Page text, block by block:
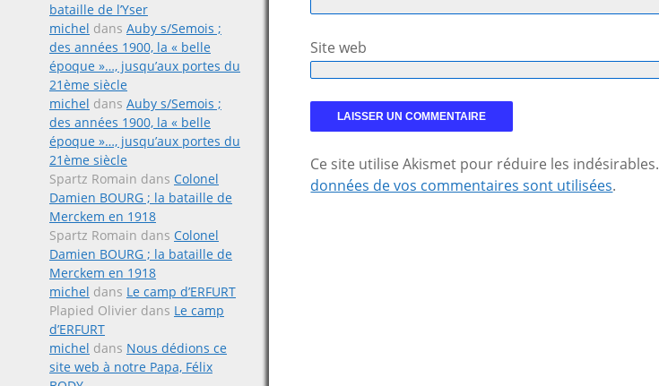
bataille de l’Yser
michel dans Auby s/Semois ;
des années 1900, la « belle
époque »…, jusqu’aux portes du
21ème siècle
michel dans Auby s/Semois ;
des années 1900, la « belle
époque »…, jusqu’aux portes du
21ème siècle
Spartz Romain dans Colonel
Damien BOURG ; la bataille de
Merckem en 1918
Spartz Romain dans Colonel
Damien BOURG ; la bataille de
Merckem en 1918
michel dans Le camp d’ERFURT
Plapied Olivier dans Le camp
d’ERFURT
michel dans Nous dédions ce
site web à notre Papa, Félix
Site web
Ce site utilise Akismet pour réduire les indésirables.
données de vos commentaires sont utilisées.